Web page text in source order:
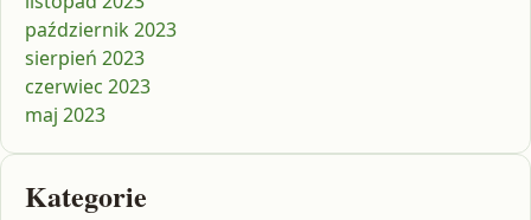
październik 2023
sierpień 2023
czerwiec 2023
maj 2023
Kategorie